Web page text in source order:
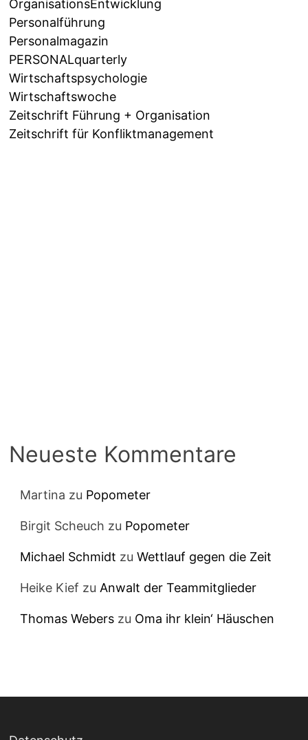
OrganisationsEntwicklung
Personalführung
Personalmagazin
PERSONALquarterly
Wirtschaftspsychologie
Wirtschaftswoche
Zeitschrift Führung + Organisation
Zeitschrift für Konfliktmanagement
Neueste Kommentare
Martina zu Popometer
Birgit Scheuch zu Popometer
Michael Schmidt zuWettlauf gegen die Zeit
Heike Kief zuAnwalt der Teammitglieder
Thomas Webers zu Oma ihr klein‘ Häuschen